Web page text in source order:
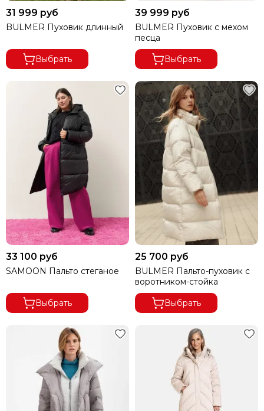
Весеннее
Зимнее
Демисезонное
31 999 руб
BULMER Пуховик длинный
Выбрать
39 999 руб
BULMER Пуховик с мехом
песца
Выбрать
33 100 руб
SAMOON Пальто стеганое
Выбрать
25 700 руб
BULMER Пальто-пуховик с
воротником-стойка
Выбрать